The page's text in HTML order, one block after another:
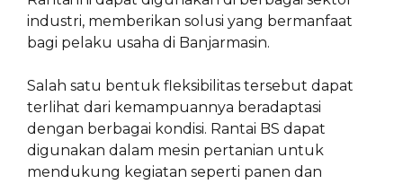
industri, memberikan solusi yang bermanfaat
bagi pelaku usaha di Banjarmasin.
Salah satu bentuk fleksibilitas tersebut dapat
terlihat dari kemampuannya beradaptasi
dengan berbagai kondisi. Rantai BS dapat
digunakan dalam mesin pertanian untuk
mendukung kegiatan seperti panen dan